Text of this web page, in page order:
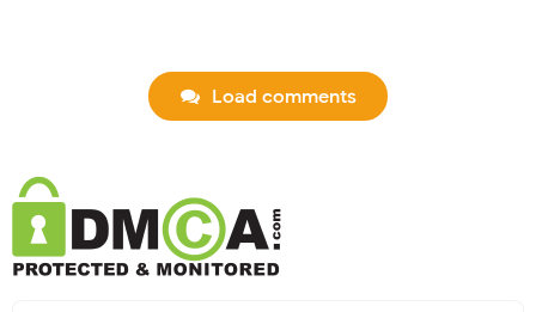
Load comments